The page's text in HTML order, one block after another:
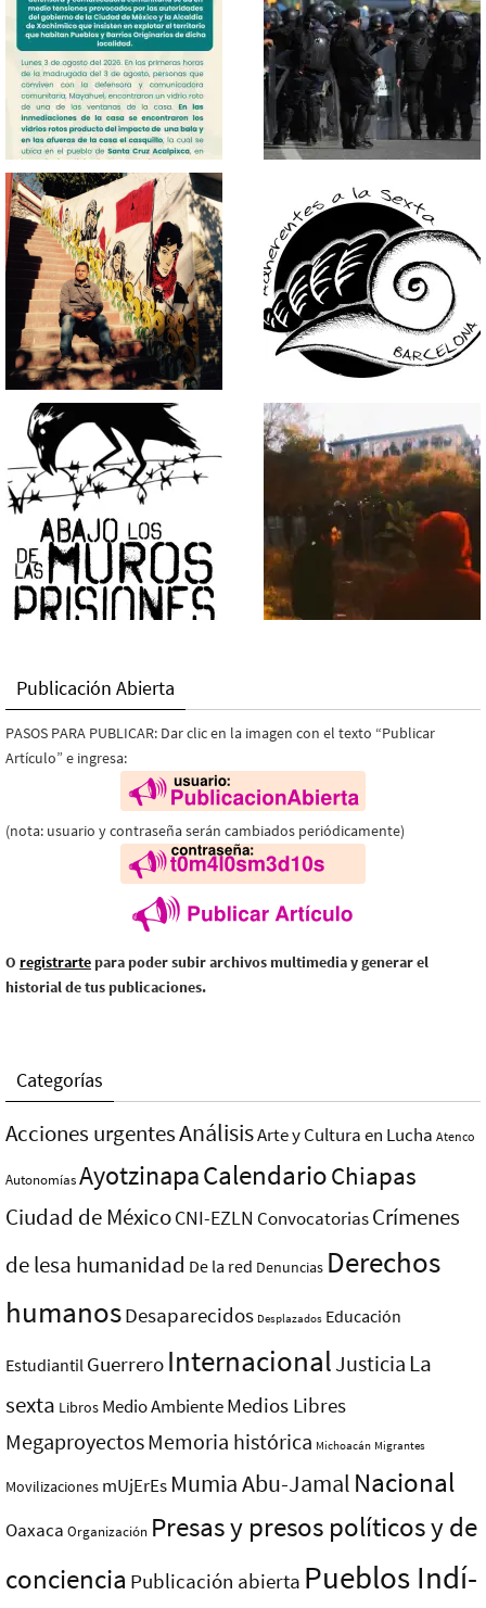
Publicación Abierta
PASOS PARA PUBLICAR: Dar clic en la imagen con el texto “Publicar
Artículo” e ingresa:
(nota: usuario y contraseña serán cambiados periódicamente)
O registrarte para poder subir archivos multimedia y generar el
historial de tus publicaciones.
Categorías
Acciones urgentesAnálisisArte y Cultura en Lucha Atenco
AutonomíasAyotzinapaCalendarioChiapas
Ciudad de MéxicoCNI-EZLN ConvocatoriasCrímenes
de lesa humanidad De la red Denuncias Derechos
humanosDesaparecidos Desplazados Educación
Estudiantil Guerrero InternacionalJusticia La
sexta Libros Medio AmbienteMedios Libres
MegaproyectosMemoria histórica Michoacán Migrantes
Movilizaciones mUjErEs Mumia Abu-Jamal Nacional
Oaxaca Organización Presas y presos polí­ticos y de
conciencia Publicación abierta Pueblos Indí­